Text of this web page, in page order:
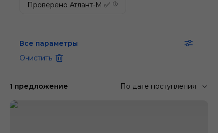
Проверено Атлант-М ✅
Все параметры
Очистить
1 предложение По дате поступления